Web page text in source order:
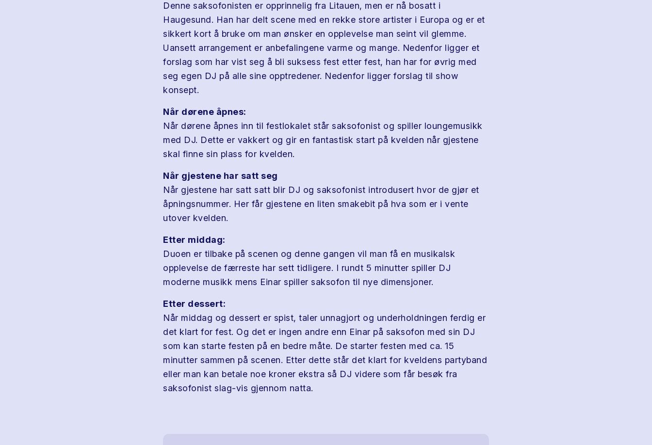
Denne saksofonisten er opprinnelig fra Litauen, men er nå bosatt i
Haugesund. Han har delt scene med en rekke store artister i Europa og er et
sikkert kort å bruke om man ønsker en opplevelse man seint vil glemme.
Uansett arrangement er anbefalingene varme og mange. Nedenfor ligger et
forslag som har vist seg å bli suksess fest etter fest, han har for øvrig med
seg egen DJ på alle sine opptredener. Nedenfor ligger forslag til show
konsept.
Når dørene åpnes:
Når dørene åpnes inn til festlokalet står saksofonist og spiller loungemusikk
med DJ. Dette er vakkert og gir en fantastisk start på kvelden når gjestene
skal finne sin plass for kvelden.
Når gjestene har satt seg
Når gjestene har satt satt blir DJ og saksofonist introdusert hvor de gjør et
åpningsnummer. Her får gjestene en liten smakebit på hva som er i vente
utover kvelden.
Etter middag:
Duoen er tilbake på scenen og denne gangen vil man få en musikalsk
opplevelse de færreste har sett tidligere. I rundt 5 minutter spiller DJ
moderne musikk mens Einar spiller saksofon til nye dimensjoner.
Etter dessert:
Når middag og dessert er spist, taler unnagjort og underholdningen ferdig er
det klart for fest. Og det er ingen andre enn Einar på saksofon med sin DJ
som kan starte festen på en bedre måte. De starter festen med ca. 15
minutter sammen på scenen. Etter dette står det klart for kveldens partyband
eller man kan betale noe kroner ekstra så DJ videre som får besøk fra
saksofonist slag-vis gjennom natta.